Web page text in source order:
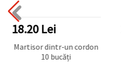
18.20 Lei
Martisor dintr-un cordon
10 bucăți